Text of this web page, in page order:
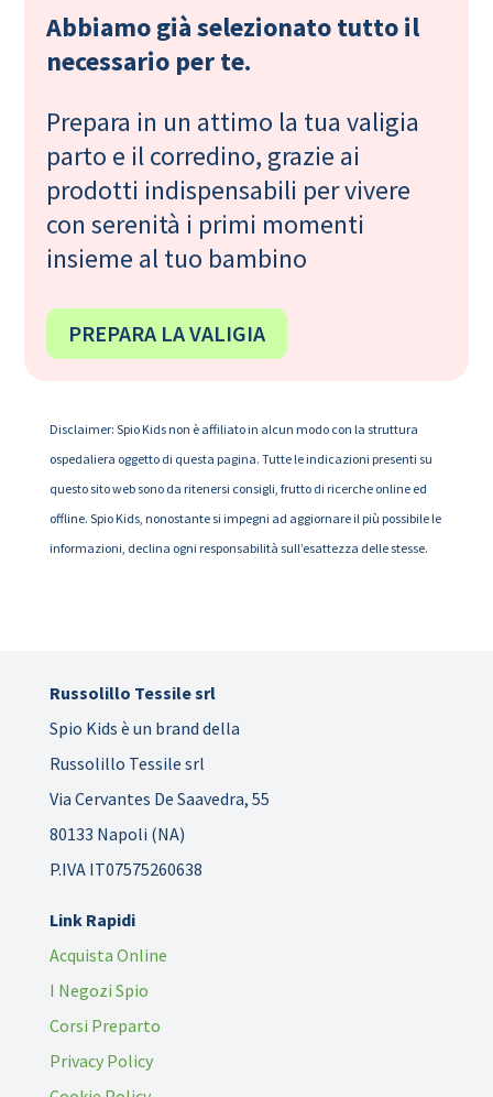
Abbiamo già selezionato tutto il
necessario per te.
Prepara in un attimo la tua valigia
parto e il corredino, grazie ai
prodotti indispensabili per vivere
con serenità i primi momenti
insieme al tuo bambino
PREPARA LA VALIGIA
Disclaimer: Spio Kids non è affiliato in alcun modo con la struttura
ospedaliera oggetto di questa pagina. Tutte le indicazioni presenti su
questo sito web sono da ritenersi consigli, frutto di ricerche online ed
offline. Spio Kids, nonostante si impegni ad aggiornare il più possibile le
informazioni, declina ogni responsabilità sull’esattezza delle stesse.
Russolillo Tessile srl
Spio Kids è un brand della
Russolillo Tessile srl
Via Cervantes De Saavedra, 55
80133 Napoli (NA)
P.IVA IT07575260638
Link Rapidi
Acquista Online
I Negozi Spio
Corsi Preparto
Privacy Policy